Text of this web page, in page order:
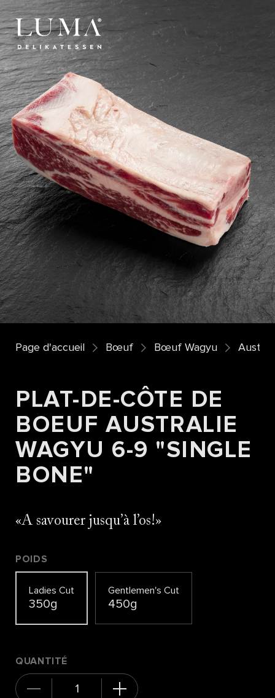
Page d'accueil Bœuf Bœuf Wagyu
PLAT-DE-CÔTE DE
BOEUF AUSTRALIE
WAGYU 6-9 "SINGLE
BONE"
A savourer jusqu’à l’os!
POIDS
Ladies Cut
350g
Gentlemen's Cut
450g
QUANTITÉ